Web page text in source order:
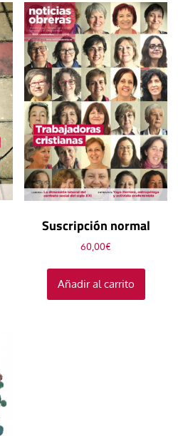
Suscripción normal
60,00€
Añadir al carrito